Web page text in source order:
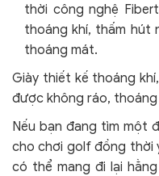
thời công nghệ
thoáng khí, thấm hút
thoáng mát.
Giày thiết kế thoáng
được không ráo,
Nếu bạn đang tìm một
cho chơi golf đồng thời
có thể mang đi lại